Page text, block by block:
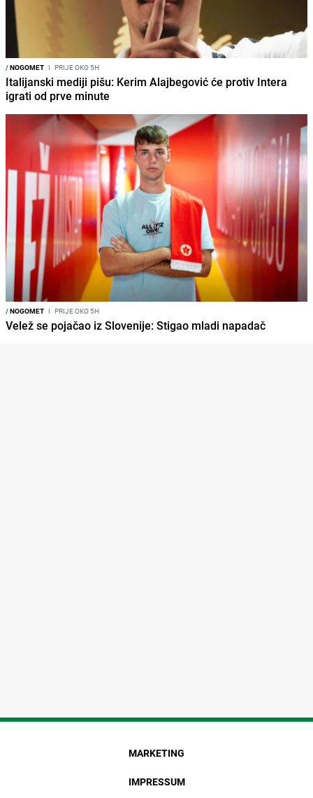
/NOGOMET I PRIJE OKO 5H
Italijanski mediji pišu: Kerim Alajbegović će protiv Intera
igrati od prve minute
/NOGOMET I PRIJE OKO 5H
Velež se pojačao iz Slovenije: Stigao mladi napadač
MARKETING
IMPRESSUM